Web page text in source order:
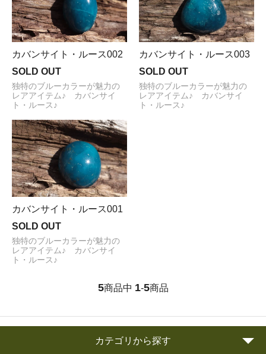
カバンサイト・ルース002
SOLD OUT
独特のブルーカラーが魅力の
レアアイテム♪ カバンサイ
ト・ルース♪
カバンサイト・ルース003
SOLD OUT
独特のブルーカラーが魅力の
レアアイテム♪ カバンサイ
ト・ルース♪
カバンサイト・ルース001
SOLD OUT
独特のブルーカラーが魅力の
レアアイテム♪ カバンサイ
ト・ルース♪
5商品中 1-5商品
カテゴリから探す